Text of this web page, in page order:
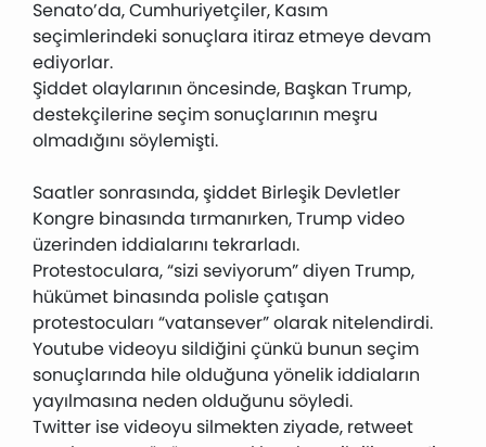
Senato’da, Cumhuriyetçiler, Kasım
seçimlerindeki sonuçlara itiraz etmeye devam
ediyorlar.
Şiddet olaylarının öncesinde, Başkan Trump,
destekçilerine seçim sonuçlarının meşru
olmadığını söylemişti.
Saatler sonrasında, şiddet Birleşik Devletler
Kongre binasında tırmanırken, Trump video
üzerinden iddialarını tekrarladı.
Protestoculara, “sizi seviyorum” diyen Trump,
hükümet binasında polisle çatışan
protestocuları “vatansever” olarak nitelendirdi.
Youtube videoyu sildiğini çünkü bunun seçim
sonuçlarında hile olduğuna yönelik iddiaların
yayılmasına neden olduğunu söyledi.
Twitter ise videoyu silmekten ziyade, retweet